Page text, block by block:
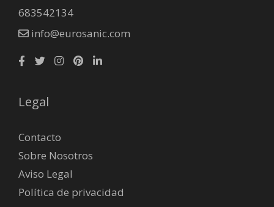
683542134
info@eurosanic.com
Legal
Contacto
Sobre Nosotros
Aviso Legal
Política de privacidad